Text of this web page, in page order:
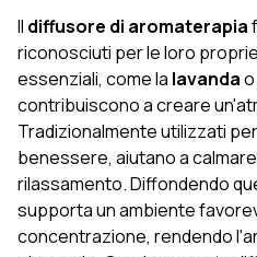
Il diffusore di aromaterapia
riconosciuti per le loro
essenziali, come la lavandao
contribuiscono a creare
Tradizionalmente utilizzati
benessere, aiutano a
rilassamento. Diffondendo
supporta un ambiente
concentrazione, rendendo